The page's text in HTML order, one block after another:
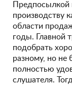
Предпосылкой
производству
области
годы. Главной
подобрать
разному, но не
полностью
слушателя.